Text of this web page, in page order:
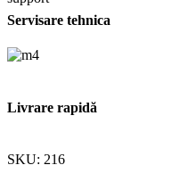
Servisare tehnica
Livrare rapidă
SKU: 216